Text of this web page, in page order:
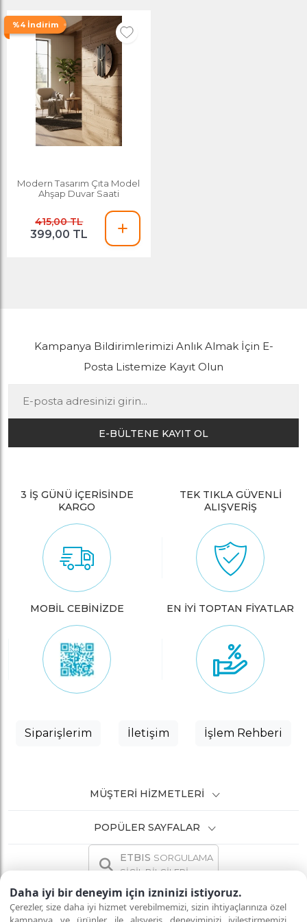
Daha iyi bir deneyim için izninizi istiyoruz.
Çerezler, size daha iyi hizmet verebilmemizi, sizin ihtiyaçlarınıza özel
%4 İndirim
Modern Tasarım Çıta Model
Ahşap Duvar Saati
415,00 TL
399,00 TL
Kampanya Bildirimlerimizi Anlık Almak İçin E-
Posta Listemize Kayıt Olun
E-BÜLTENE KAYIT OL
3 İŞ GÜNÜ İÇERİSİNDE
KARGO
TEK TIKLA GÜVENLİ
ALIŞVERİŞ
MOBİL CEBİNİZDE EN İYİ TOPTAN FİYATLAR
Siparişlerim İletişim İşlem Rehberi
MÜŞTERI HIZMETLERI
POPÜLER SAYFALAR
ETBIS SORGULAMA
SİCİL BİLGİLERİ